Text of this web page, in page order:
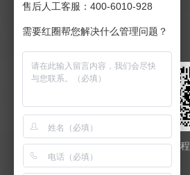
售后客服：400-6010-928
商务合作：
发送至邮箱
红圈云 红圈工程
售后人工客服：400-6010-928
需要红圈帮您解决什么管理问题？